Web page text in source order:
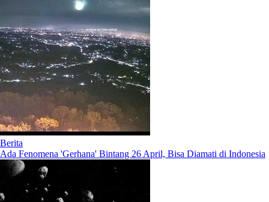
Berita
Ada Fenomena 'Gerhana' Bintang 26 April, Bisa Diamati di Indonesia